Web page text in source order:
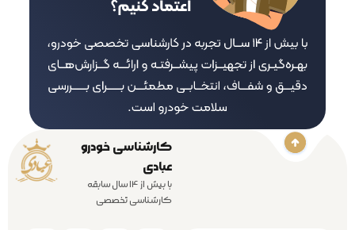
کارشناسی خودرو
عبادی
با بیش از 14 سال سابقه
کارشناسی تخصصی